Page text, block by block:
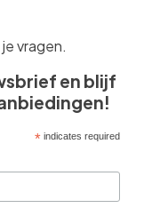
vragen.
en blijf
*indicates required